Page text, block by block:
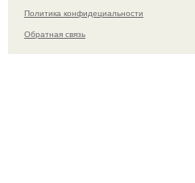
Политика конфидециальности
Обратная связь